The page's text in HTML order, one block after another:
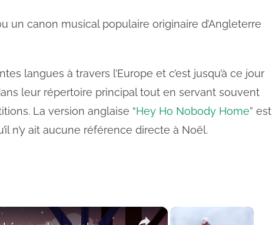
un canon musical populaire originaire d’Angleterre
langues à travers l’Europe et c’est jusqu’à ce jour
leur répertoire principal tout en servant souvent
La version anglaise “Hey Ho Nobody Home” est
n’y ait aucune référence directe à Noël.
×
×